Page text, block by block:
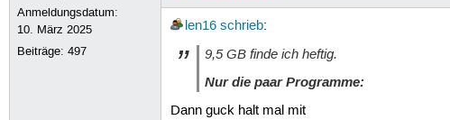
Anmeldungsdatum:
10. März 2025
Beiträge:497
len16 schrieb:
9,5 GB finde ich heftig.
Nur die paar Programme:
Dann guck halt mal mit